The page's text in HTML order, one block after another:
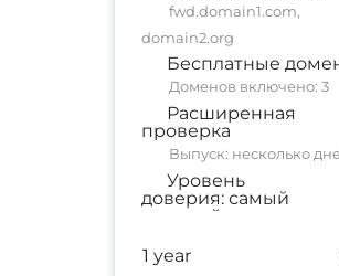
fwd.domain1.com,
domain2.org
Бесплатные
Доменов включено: 3
Расширенная
проверка
Выпуск: несколько
Уровень
доверия: самый
высокий